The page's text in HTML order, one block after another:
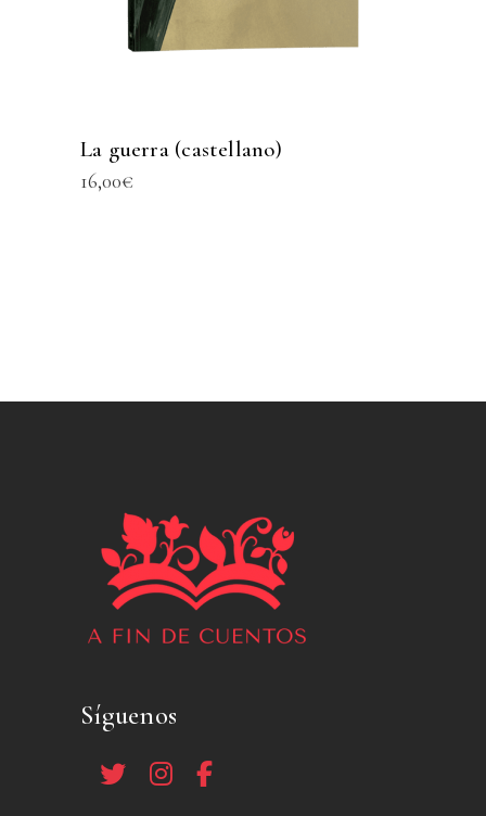
La guerra (castellano)
16,00€
Síguenos